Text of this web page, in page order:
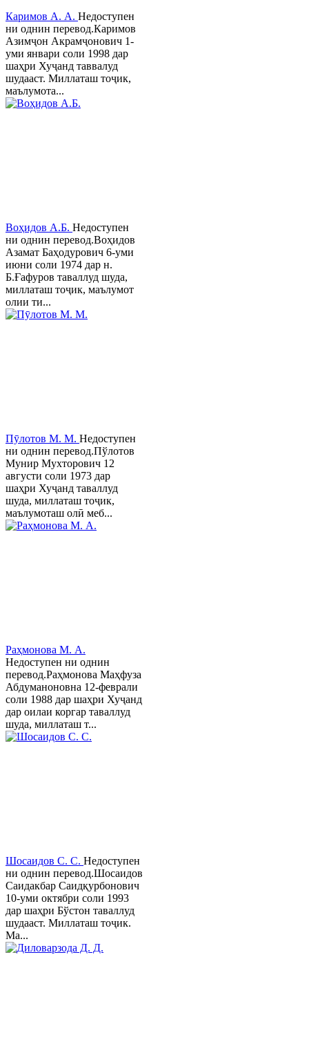
Каримов А. А. Недоступен
ни однин перевод.Каримов
Азимҷон Акрамҷонович 1-
уми январи соли 1998 дар
шаҳри Хуҷанд таввалуд
шудааст. Миллаташ тоҷик,
маълумота...
Воҳидов А.Б. Недоступен
ни однин перевод.Воҳидов
Азамат Баҳодурович 6-уми
июни соли 1974 дар н.
Б.Ғафуров таваллуд шуда,
миллаташ тоҷик, маълумот
олии ти...
Пӯлотов М. М. Недоступен
ни однин перевод.Пўлотов
Мунир Мухторович 12
августи соли 1973 дар
шаҳри Хуҷанд таваллуд
шуда, миллаташ тоҷик,
маълумоташ олӣ меб...
Раҳмонова М. А.
Недоступен ни однин
перевод.Раҳмонова Маҳфуза
Абдуманоновна 12-феврали
соли 1988 дар шаҳри Хуҷанд
дар оилаи коргар таваллуд
шуда, миллаташ т...
Шосаидов С. С. Недоступен
ни однин перевод.Шосаидов
Саидакбар Саидқурбонович
10-уми октябри соли 1993
дар шаҳри Бўстон таваллуд
шудааст. Миллаташ тоҷик.
Ма...